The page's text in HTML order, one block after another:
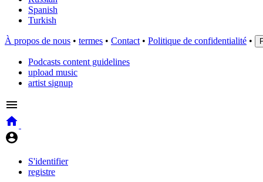
Spanish
Turkish
À propos de nous • termes • Contact • Politique de confidentialité •
Podcasts content guidelines
upload music
artist signup
S'identifier
registre